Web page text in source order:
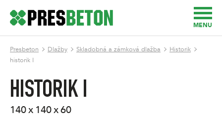
MENU
Presbeton Dlažby Skladobná a zámková dlažba
Historik
historik I
HISTORIK I
140 x 140 x 60